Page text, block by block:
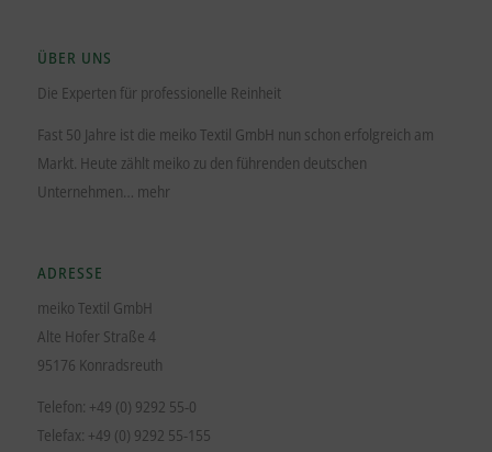
ÜBER UNS
Die Experten für professionelle Reinheit
Fast 50 Jahre ist die meiko Textil GmbH nun schon erfolgreich am
Markt. Heute zählt meiko zu den führenden deutschen
Unternehmen… mehr
ADRESSE
meiko Textil GmbH
Alte Hofer Straße 4
95176 Konradsreuth
Telefon: +49 (0) 9292 55-0
Telefax: +49 (0) 9292 55-155